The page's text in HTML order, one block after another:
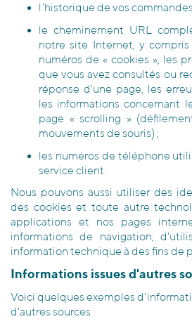
l'historique de vos
le cheminement URL
notre site Internet, y
numéros de « cookies », les
que vous avez consultés ou
réponse d'une page, les
les informations concernant
page « scrolling »
mouvements de souris) ;
les numéros de téléphone
service client.
Nous pouvons aussi utiliser des
des cookies et toute autre
applications et nos pages
informations de navigation,
information technique à des fins de
Informations issues d'autres
Voici quelques exemples
d'autres sources :